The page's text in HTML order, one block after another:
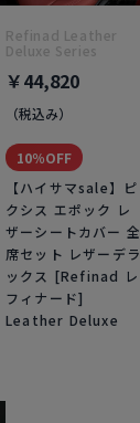
Refinad Leather
Deluxe Series
￥44,820
（税込み）
10％OFF
【ハイサマsale】ピ
クシス エポック レ
ザーシートカバー 全
席セット レザーデラ
ックス [Refinad レ
フィナード]
Leather Deluxe